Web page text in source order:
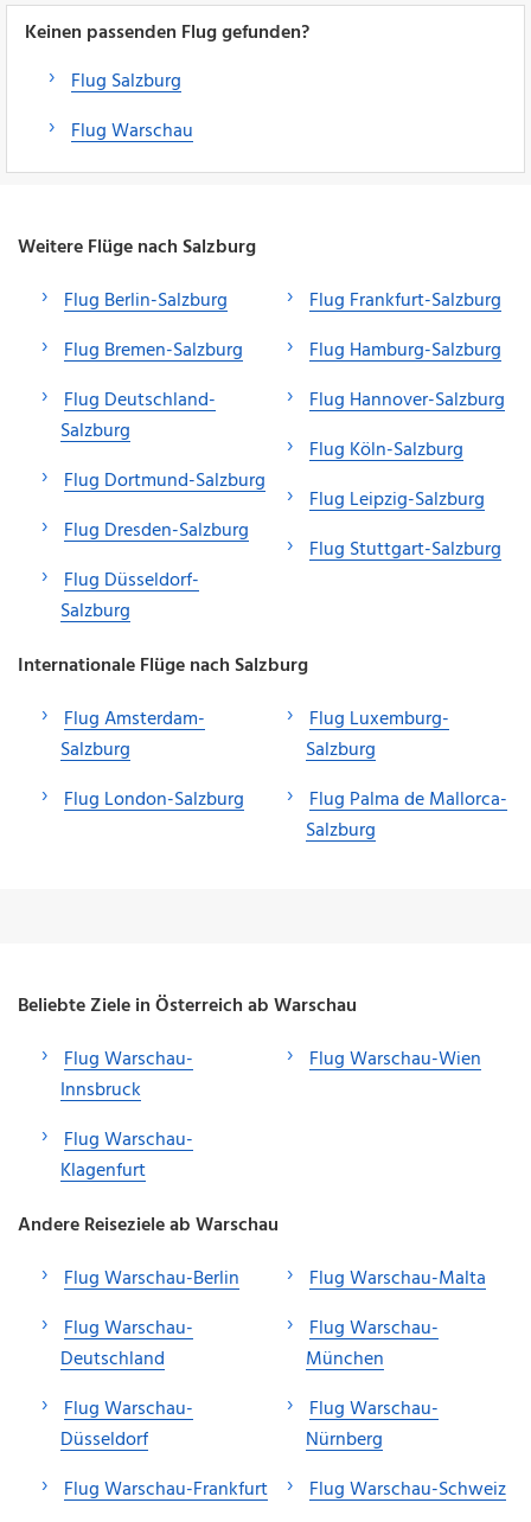
Keinen passenden Flug gefunden?
Flug Salzburg
Flug Warschau
Weitere Flüge nach Salzburg
Flug Berlin-Salzburg
Flug Bremen-Salzburg
Flug Deutschland-
Salzburg
Flug Dortmund-Salzburg
Flug Dresden-Salzburg
Flug Düsseldorf-
Salzburg
Flug Frankfurt-Salzburg
Flug Hamburg-Salzburg
Flug Hannover-Salzburg
Flug Köln-Salzburg
Flug Leipzig-Salzburg
Flug Stuttgart-Salzburg
Internationale Flüge nach Salzburg
Flug Amsterdam-
Salzburg
Flug London-Salzburg
Flug Luxemburg-
Salzburg
Flug Palma de Mallorca-
Salzburg
Beliebte Ziele in Österreich ab Warschau
Flug Warschau-
Innsbruck
Flug Warschau-
Klagenfurt
Flug Warschau-Wien
Andere Reiseziele ab Warschau
Flug Warschau-Berlin
Flug Warschau-
Deutschland
Flug Warschau-
Düsseldorf
Flug Warschau-Frankfurt
Flug Warschau-Malta
Flug Warschau-
München
Flug Warschau-
Nürnberg
Flug Warschau-Schweiz